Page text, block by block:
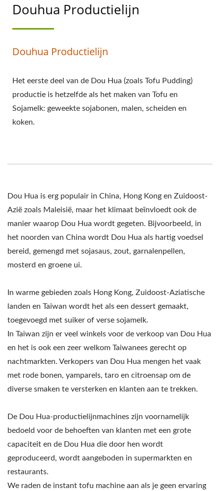
AUTOMATISCHE
DOUHUA FABRIEK,
DOUHUA MACHINE,
DOUHUA MACHINES,
DOUHUA MACHINES EN
MAAKMACHINE, TOFU
PRODUCTIEAPPARATUUR
/ LEIDER VAN DE
AUTOMATISCHE TOFU-
SOJAMELKMACHINES
MET DE HOOGSTE
PRIORITEIT VOOR
VOEDSELVEILIGHEID.
Douhua Productielijn
Douhua Productielijn
Het eerste deel van de Dou Hua (zoals Tofu Pudding)
productie is hetzelfde als het maken van Tofu en
Sojamelk: geweekte sojabonen, malen, scheiden en
koken.
Dou Hua is erg populair in China, Hong Kong en Zuidoost-
Azië zoals Maleisië, maar het klimaat beïnvloedt ook de
manier waarop Dou Hua wordt gegeten. Bijvoorbeeld, in
het noorden van China wordt Dou Hua als hartig voedsel
bereid, gemengd met sojasaus, zout, garnalenpellen,
mosterd en groene ui.
In warme gebieden zoals Hong Kong, Zuidoost-Aziatische
landen en Taiwan wordt het als een dessert gemaakt,
toegevoegd met suiker of verse sojamelk.
In Taiwan zijn er veel winkels voor de verkoop van Dou Hua
en het is ook een zeer welkom Taiwanees gerecht op
nachtmarkten. Verkopers van Dou Hua mengen het vaak
met rode bonen, yamparels, taro en citroensap om de
diverse smaken te versterken en klanten aan te trekken.
De Dou Hua-productielijnmachines zijn voornamelijk
bedoeld voor de behoeften van klanten met een grote
capaciteit en de Dou Hua die door hen wordt
geproduceerd, wordt aangeboden in supermarkten en
restaurants.
We raden de instant tofu machine aan als je geen ervaring